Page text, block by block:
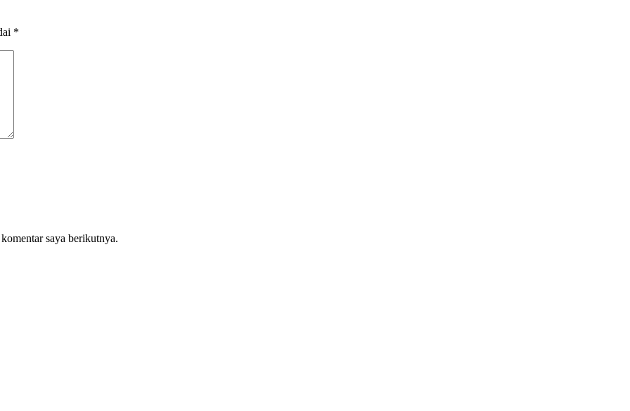
*
saya berikutnya.